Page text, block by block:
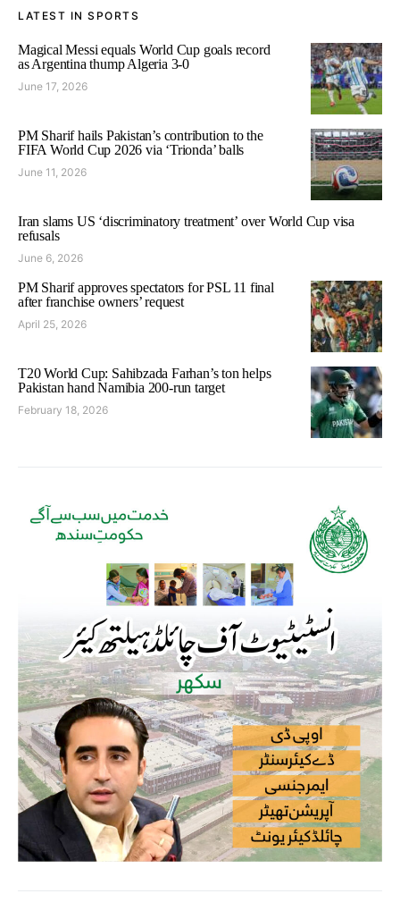
LATEST IN SPORTS
Magical Messi equals World Cup goals record
as Argentina thump Algeria 3-0
June 17, 2026
PM Sharif hails Pakistan’s contribution to the
FIFA World Cup 2026 via ‘Trionda’ balls
June 11, 2026
Iran slams US ‘discriminatory treatment’ over World Cup visa
refusals
June 6, 2026
PM Sharif approves spectators for PSL 11 final
after franchise owners’ request
April 25, 2026
T20 World Cup: Sahibzada Farhan’s ton helps
Pakistan hand Namibia 200-run target
February 18, 2026